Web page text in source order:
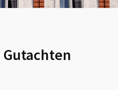
Gutachten